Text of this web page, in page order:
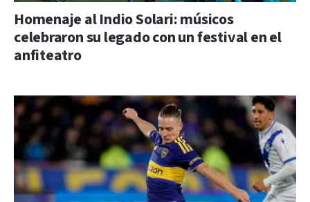
Homenaje al Indio Solari: músicos
celebraron su legado con un festival en el
anfiteatro